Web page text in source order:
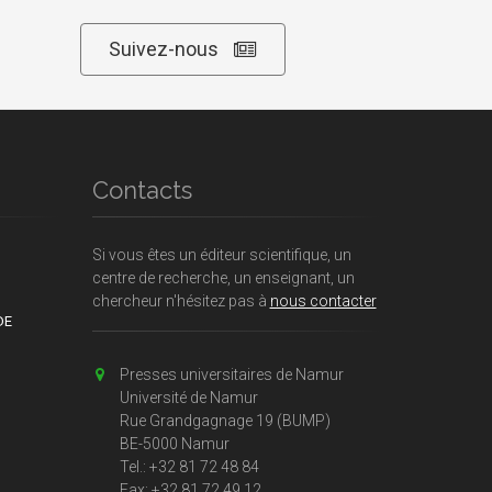
Suivez-nous
Contacts
Si vous êtes un éditeur scientifique, un
centre de recherche, un enseignant, un
chercheur n'hésitez pas à nous contacter
Presses universitaires de Namur
Université de Namur
Rue Grandgagnage 19 (BUMP)
BE-5000 Namur
Tel.: +32 81 72 48 84